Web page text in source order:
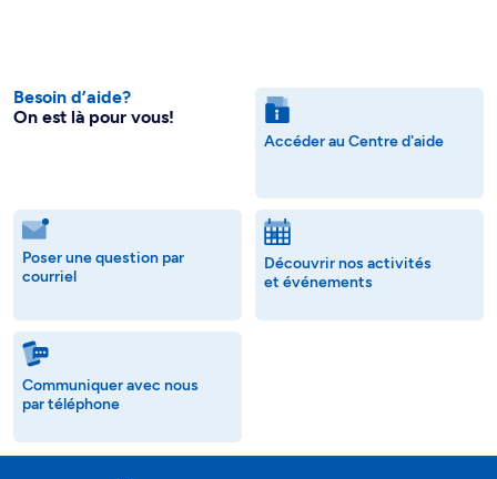
Besoin d’aide?
On est là pour vous!
Accéder au Centre d'aide
Poser une question par
courriel
Découvrir nos activités
et événements
Communiquer avec nous
par téléphone